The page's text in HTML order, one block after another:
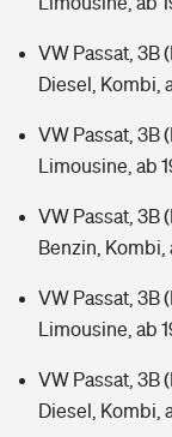
VW Passat, 3B
Diesel, Kombi,
VW Passat, 3B
Limousine, ab
VW Passat, 3B
Benzin, Kombi,
VW Passat, 3B
Limousine, ab
VW Passat, 3B
Diesel, Kombi,